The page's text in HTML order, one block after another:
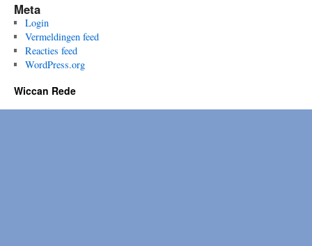
Meta
Login
Vermeldingen feed
Reacties feed
WordPress.org
Wiccan Rede